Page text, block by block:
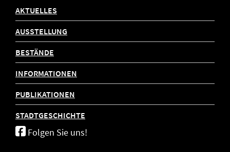
AKTUELLES
AUSSTELLUNG
BESTÄNDE
INFORMATIONEN
PUBLIKATIONEN
STADTGESCHICHTE
Folgen Sie uns!